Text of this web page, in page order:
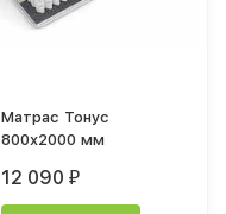
Матрас Тонус
800х2000 мм
12 090 ₽